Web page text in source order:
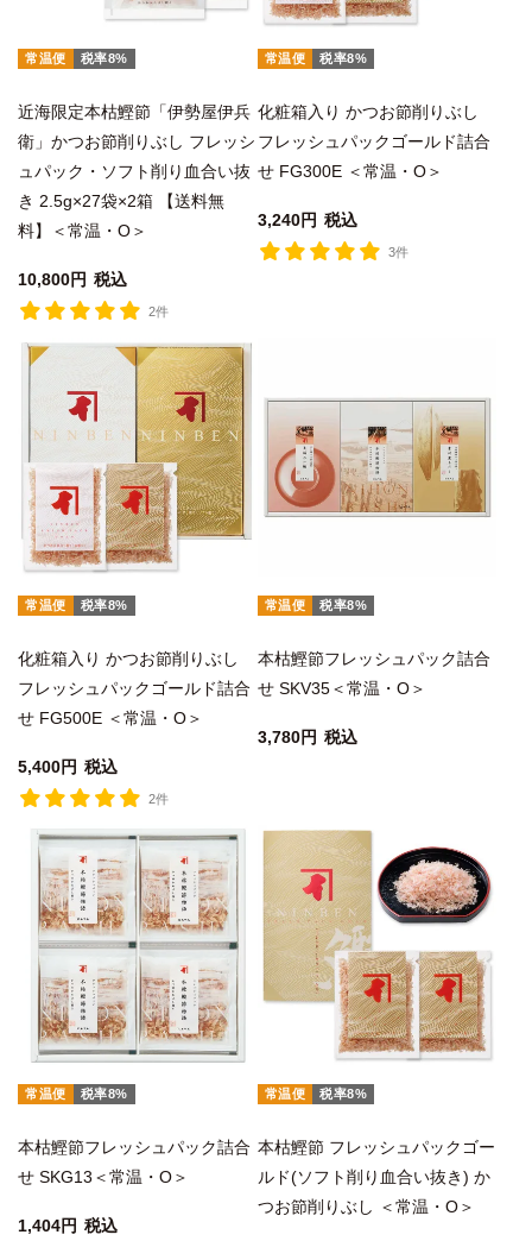
常温便 税率8%
近海限定本枯鰹節「伊勢屋伊兵
衛」かつお節削りぶし フレッシ
ュパック・ソフト削り血合い抜
き 2.5g×27袋×2箱 【送料無
料】＜常温・O＞
10,800 税込
2件
常温便 税率8%
化粧箱入り かつお節削りぶし
フレッシュパックゴールド詰合
せ FG300E ＜常温・O＞
3,240 税込
3件
常温便 税率8%
化粧箱入り かつお節削りぶし
フレッシュパックゴールド詰合
せ FG500E ＜常温・O＞
5,400 税込
2件
常温便 税率8%
本枯鰹節フレッシュパック詰合
せ SKV35＜常温・O＞
3,780 税込
常温便 税率8%
本枯鰹節フレッシュパック詰合
せ SKG13＜常温・O＞
1,404 税込
常温便 税率8%
本枯鰹節 フレッシュパックゴー
ルド(ソフト削り血合い抜き) か
つお節削りぶし ＜常温・O＞